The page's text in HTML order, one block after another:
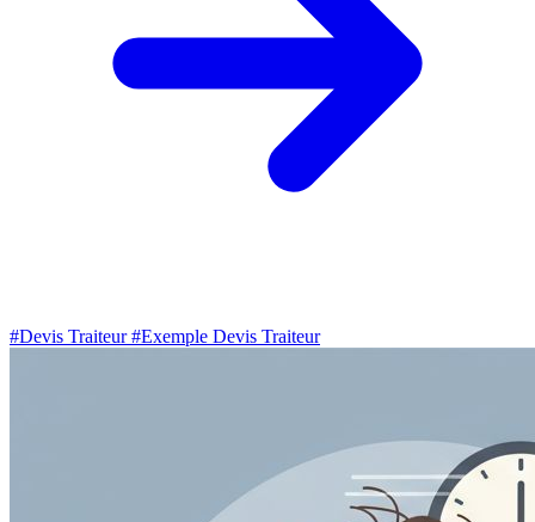
#Devis Traiteur#Exemple Devis Traiteur